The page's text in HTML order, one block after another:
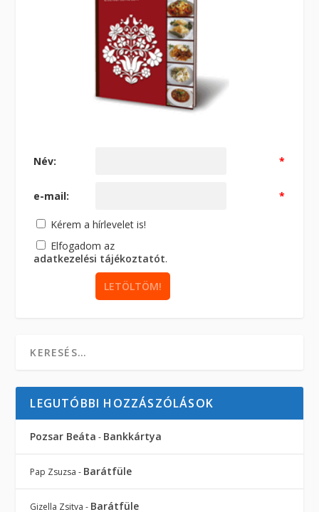
Név: *
e-mail: *
Kérem a hírlevelet is!
Elfogadom az
adatkezelési tájékoztatót.
LEGUTÓBBI HOZZÁSZÓLÁSOK
Pozsar Beáta - Bankkártya
Pap Zsuzsa - Barátfüle
Gizella Zsitva - Barátfüle